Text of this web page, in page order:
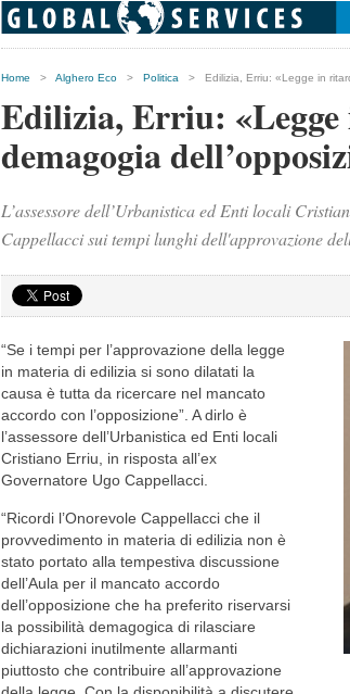
Home > Alghero Eco > Politica > Edilizia, Erriu: «Legge in
Edilizia, Erriu:
demagogia
L’assessore dell’Urbanistica ed Enti locali
Cappellacci sui tempi lunghi dell'approvazione
“Se i tempi per l’approvazione della legge
in materia di edilizia si sono dilatati la
causa è tutta da ricercare nel mancato
accordo con l’opposizione”. A dirlo è
l’assessore dell’Urbanistica ed Enti locali
Cristiano Erriu, in risposta all’ex
Governatore Ugo Cappellacci.
“Ricordi l’Onorevole Cappellacci che il
provvedimento in materia di edilizia non è
stato portato alla tempestiva discussione
dell’Aula per il mancato accordo
dell’opposizione che ha preferito riservarsi
la possibilità demagogica di rilasciare
dichiarazioni inutilmente allarmanti
piuttosto che contribuire all’approvazione